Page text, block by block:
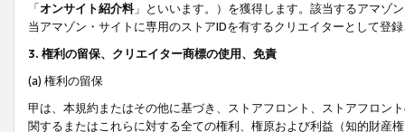
「オンサイト紹介料」といいます。）を獲得します。該当するアマゾ
当アマゾン・サイトに専用のストアIDを有するクリエイターとして登
3. 権利の留保、クリエイター商標の使用、免責
(a) 権利の留保
甲は、本規約またはその他に基づき、ストアフロント、ストアフロン
関するまたはこれらに対する全ての権利、権原および利益（知的財産